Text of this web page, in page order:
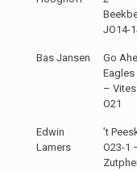
JO14-
Bas Jansen
Go
Eagles
–
O21
Edwin
Lamers
’t
O23-1